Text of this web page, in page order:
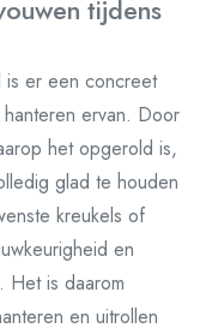
tijdens
is er een concreet
ervan. Door
het opgerold is,
glad te houden
kreukels of
en
Het is daarom
en uitrollen